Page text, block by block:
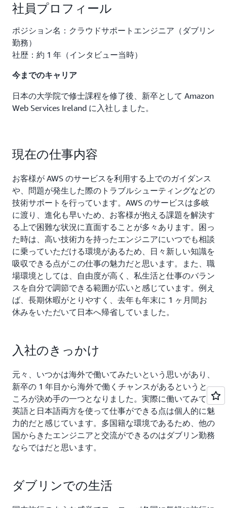
社員プロフィール
ポジション名：クラウドサポートエンジニア（ダブリン
勤務）
社歴：約 1 年（インタビュー当時）
今までのキャリア
日本の大学院で修士課程を修了後、新卒として Amazon
Web Services Ireland に入社しました。
現在の仕事内容
お客様が AWS のサービスを利用する上でのガイダンス
や、問題が発生した際のトラブルシューティングなどの
技術サポートを行っています。AWS のサービスは多岐
に渡り、進化も早いため、お客様が抱える課題を解決す
る上で困難な状況に直面することが多々あります。困っ
た時は、高い技術力を持ったエンジニアにいつでも相談
に乗っていただける環境があるため、日々新しい知識を
吸収できる点がこの仕事の魅力だと思います。また、職
場環境としては、自由度が高く、私生活と仕事のバラン
スを自分で調節できる範囲が広いと感じています。例え
ば、長期休暇がとりやすく、去年も年末に 1 ヶ月間お
休みをいただいて日本へ帰省していました。
入社のきっかけ
元々、いつかは海外で働いてみたいという思いがあり、
新卒の 1 年目から海外で働くチャンスがあるというと
ころが決め手の一つとなりました。実際に働いてみて、
英語と日本語両方を使って仕事ができる点は個人的に魅
力的だと感じています。多国籍な環境であるため、他の
国からきたエンジニアと交流ができるのはダブリン勤務
ならではだと思います。
ダブリンでの生活